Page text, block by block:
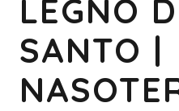
LEGNO
SANTO |